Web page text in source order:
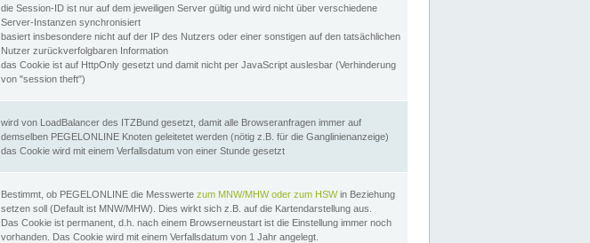
die Session-ID ist nur auf dem jeweiligen Server gültig und wird nicht über verschiedene
Server-Instanzen synchronisiert
basiert insbesondere nicht auf der IP des Nutzers oder einer sonstigen auf den tatsächlichen
Nutzer zurückverfolgbaren Information
das Cookie ist auf HttpOnly gesetzt und damit nicht per JavaScript auslesbar (Verhinderung
von "session theft")
wird von LoadBalancer des ITZBund gesetzt, damit alle Browseranfragen immer auf
demselben PEGELONLINE Knoten geleitetet werden (nötig z.B. für die Ganglinienanzeige)
das Cookie wird mit einem Verfallsdatum von einer Stunde gesetzt
Bestimmt, ob PEGELONLINE die Messwerte zum MNW/MHW oder zum HSWin Beziehung
setzen soll (Default ist MNW/MHW). Dies wirkt sich z.B. auf die Kartendarstellung aus.
Das Cookie ist permanent, d.h. nach einem Browserneustart ist die Einstellung immer noch
vorhanden. Das Cookie wird mit einem Verfallsdatum von 1 Jahr angelegt.